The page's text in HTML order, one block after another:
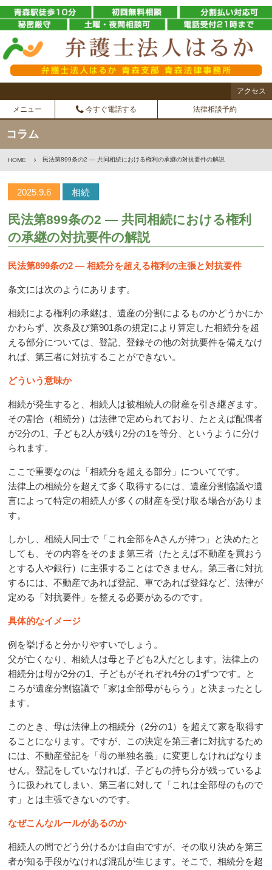
アクセス
メニュー 今すぐ電話する 法律相談予約
コラム
HOME 民法第899条の2 ― 共同相続における権利の承継の対抗要件の解説
2025.9.6 相続
民法第899条の2 ― 共同相続における権利
の承継の対抗要件の解説
民法第899条の2 ―相続分を超える権利の主張と対抗要件
条文には次のようにあります。
相続による権利の承継は、遺産の分割によるものかどうかにか
かわらず、次条及び第901条の規定により算定した相続分を超
える部分については、登記、登録その他の対抗要件を備えなけ
れば、第三者に対抗することができない。
どういう意味か
相続が発生すると、相続人は被相続人の財産を引き継ぎます。
その割合（相続分）は法律で定められており、たとえば配偶者
が2分の1、子ども2人が残り2分の1を等分、というように分け
られます。
ここで重要なのは「相続分を超える部分」についてです。
法律上の相続分を超えて多く取得するには、遺産分割協議や遺
言によって特定の相続人が多くの財産を受け取る場合がありま
す。
しかし、相続人同士で「これ全部をAさんが持つ」と決めたと
しても、その内容をそのまま第三者（たとえば不動産を買おう
とする人や銀行）に主張することはできません。第三者に対抗
するには、不動産であれば登記、車であれば登録など、法律が
定める「対抗要件」を整える必要があるのです。
具体的なイメージ
例を挙げると分かりやすいでしょう。
父が亡くなり、相続人は母と子ども2人だとします。法律上の
相続分は母が2分の1、子どもがそれぞれ4分の1ずつです。と
ころが遺産分割協議で「家は全部母がもらう」と決まったとし
ます。
このとき、母は法律上の相続分（2分の1）を超えて家を取得す
ることになります。ですが、この決定を第三者に対抗するため
には、不動産登記を「母の単独名義」に変更しなければなりま
せん。登記をしていなければ、子どもの持ち分が残っているよ
うに扱われてしまい、第三者に対して「これは全部母のもので
す」とは主張できないのです。
なぜこんなルールがあるのか
相続人の間でどう分けるかは自由ですが、その取り決めを第三
者が知る手段がなければ混乱が生じます。そこで、相続分を超